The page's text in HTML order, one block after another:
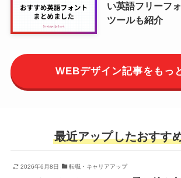
い英語フリーフ
ツールも紹介
WEBデザイン記事をもっ
最近アップしたおすす
2026年6月8日 転職・キャリアアップ